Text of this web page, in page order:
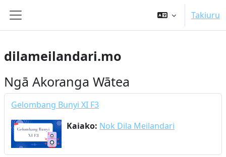
Side panel
Takiuru
dilameilandari.mo
Ngā Akoranga Wātea
Gelombang Bunyi XI F3
Kaiako: Nok Dila Meilandari